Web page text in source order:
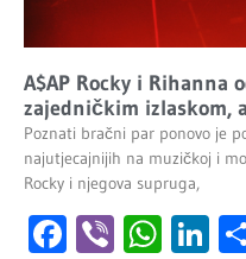
A$AP Rocky i Rihanna
zajedničkim izlaskom,
Poznati bračni par ponovo je
najutjecajnijih na muzičkoj i
Rocky i njegova supruga,
Facebook
Viber